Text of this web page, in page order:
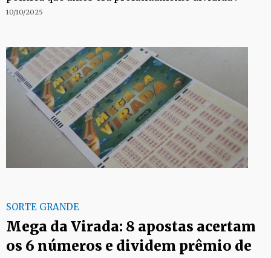
10/10/2025
SORTE GRANDE
Mega da Virada: 8 apostas acertam
os 6 números e dividem prêmio de